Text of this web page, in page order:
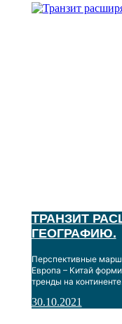
ТРАНЗИТ
ГЕОГРАФИЮ.
Перспективные
Европа – Китай
тренды на
30.10.2021